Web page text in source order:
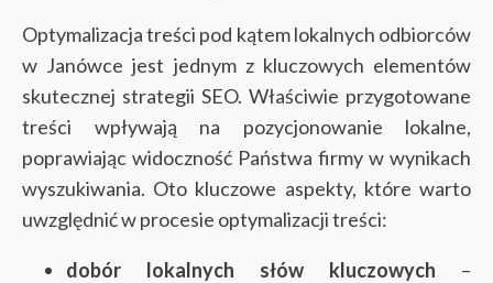
Optymalizacja treści pod kątem lokalnych odbiorców
w Janówce jest jednym z kluczowych elementów
skutecznej strategii SEO. Właściwie przygotowane
treści wpływają na pozycjonowanie lokalne,
poprawiając widoczność Państwa firmy w wynikach
wyszukiwania. Oto kluczowe aspekty, które warto
uwzględnić w procesie optymalizacji treści:
dobór lokalnych słów kluczowych –